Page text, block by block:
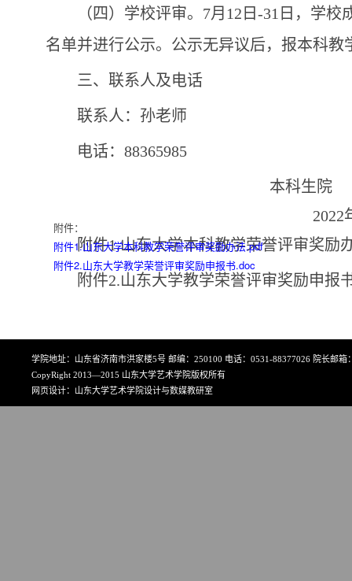
（四）学校评审。7月12日-31日，学
名单并进行公示。公示无异议后，报本科
三、联系人及电话
联系人：孙老师
电话：88365985
本科生院
2022
附件1.山东大学本科教学荣誉评审奖励
附件2.山东大学教学荣誉评审奖励申报
附件：
附件1.山东大学本科教学荣誉评审奖励办法.pdf
附件2.山东大学教学荣誉评审奖励申报书.doc
学院地址：山东省济南市洪家楼5号 邮编：250100 电话：0531-88377026 院长邮箱
CopyRight 2013—2015 山东大学艺术学院版权所有
网页设计：山东大学艺术学院设计与数媒教研室